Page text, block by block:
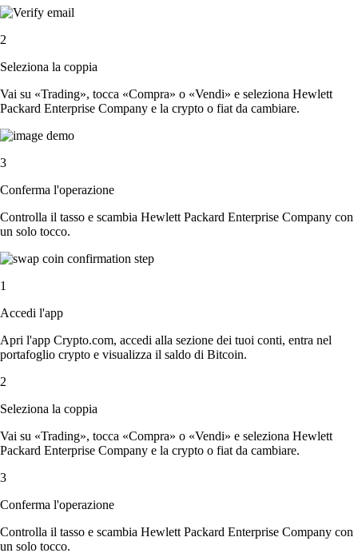
2
Seleziona la coppia
Vai su «Trading», tocca «Compra» o «Vendi» e seleziona Hewlett
Packard Enterprise Company e la crypto o fiat da cambiare.
3
Conferma l'operazione
Controlla il tasso e scambia Hewlett Packard Enterprise Company con
un solo tocco.
1
Accedi l'app
Apri l'app Crypto.com, accedi alla sezione dei tuoi conti, entra nel
portafoglio crypto e visualizza il saldo di Bitcoin.
2
Seleziona la coppia
Vai su «Trading», tocca «Compra» o «Vendi» e seleziona Hewlett
Packard Enterprise Company e la crypto o fiat da cambiare.
3
Conferma l'operazione
Controlla il tasso e scambia Hewlett Packard Enterprise Company con
un solo tocco.